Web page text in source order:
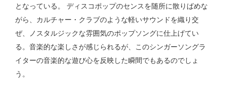
となっている。 ディスコポップのセンスを随所に散りばめな
がら、カルチャー・クラブのような軽いサウンドを織り交
ぜ、ノスタルジックな雰囲気のポップソングに仕上げてい
る。音楽的な楽しさが感じられるが、このシンガーソングラ
イターの音楽的な遊び心を反映した瞬間でもあるのでしょ
う。